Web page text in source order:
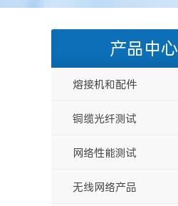
产品中心
熔接机和配件
铜缆光纤测试
网络性能测试
无线网络产品